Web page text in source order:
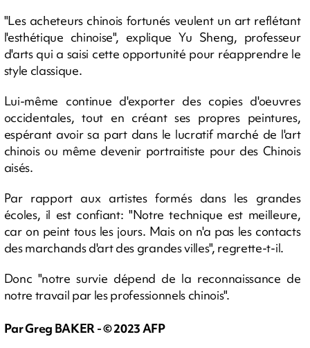
"Les acheteurs chinois fortunés veulent un art reflétant
l'esthétique chinoise", explique Yu Sheng, professeur
d'arts qui a saisi cette opportunité pour réapprendre le
style classique.
Lui-même continue d'exporter des copies d'oeuvres
occidentales, tout en créant ses propres peintures,
espérant avoir sa part dans le lucratif marché de l'art
chinois ou même devenir portraitiste pour des Chinois
aisés.
Par rapport aux artistes formés dans les grandes
écoles, il est confiant: "Notre technique est meilleure,
car on peint tous les jours. Mais on n'a pas les contacts
des marchands d'art des grandes villes", regrette-t-il.
Donc "notre survie dépend de la reconnaissance de
notre travail par les professionnels chinois".
Par Greg BAKER - © 2023 AFP